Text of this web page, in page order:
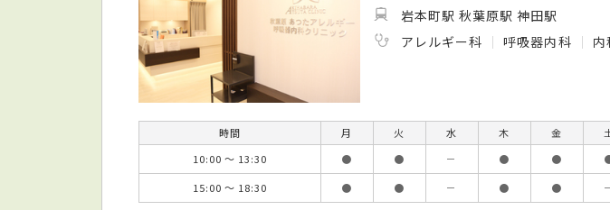
岩本町駅 秋葉原駅 神田駅
アレルギー科
呼吸器内科 内
時間 月 火 水 木 金
10:00 ～ 13:30
● ● － ● ●
15:00 ～ 18:30
● ● － ● ●